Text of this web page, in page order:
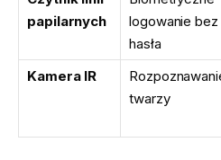
papilarnych
logowanie bez
hasła
Kamera IR
twarzy